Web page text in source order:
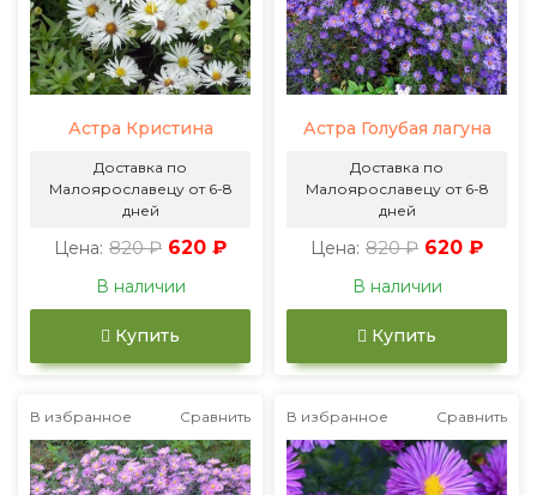
Астра Кристина
Доставка по
Малоярославецу от 6-8
дней
Цена: 820 ₽ 620 ₽
В наличии
Купить
Астра Голубая лагуна
Доставка по
Малоярославецу от 6-8
дней
Цена: 820 ₽ 620 ₽
В наличии
Купить
В избранное Сравнить В избранное Сравнить